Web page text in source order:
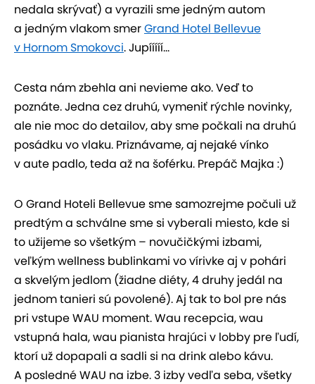
nedala skrývať) a vyrazili sme jedným autom
a jedným vlakom smerGrand Hotel Bellevue
v Hornom Smokovci. Jupííííí...
Cesta nám zbehla ani nevieme ako. Veď to
poznáte. Jedna cez druhú, vymeniť rýchle novinky,
ale nie moc do detailov, aby sme počkali na druhú
posádku vo vlaku. Priznávame, aj nejaké vínko
v aute padlo, teda až na šoférku. Prepáč Majka :)
O Grand Hoteli Bellevue sme samozrejme počuli už
predtým a schválne sme si vyberali miesto, kde si
to užijeme so všetkým – novučičkými izbami,
veľkým wellness bublinkami vo vírivke aj v pohári
a skvelým jedlom (žiadne diéty, 4 druhy jedál na
jednom tanieri sú povolené). Aj tak to bol pre nás
pri vstupe WAU moment. Wau recepcia, wau
vstupná hala, wau pianista hrajúci v lobby pre ľudí,
ktorí už dopapali a sadli si na drink alebo kávu.
A posledné WAU na izbe. 3 izby vedľa seba, všetky